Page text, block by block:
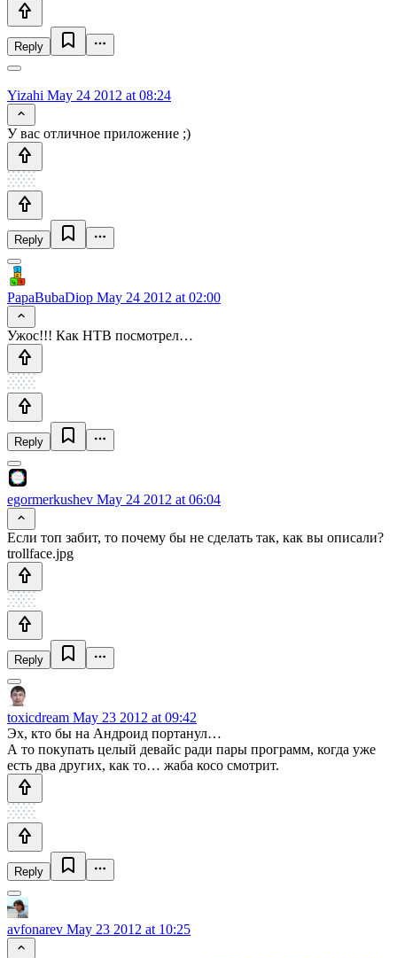
Reply
Yizahi May 24 2012 at 08:24
У вас отличное приложение ;)
Reply
PapaBubaDiop May 24 2012 at 02:00
Ужос!!! Как НТВ посмотрел…
Reply
egormerkushev May 24 2012 at 06:04
Если топ забит, то почему бы не сделать так, как вы описали?
trollface.jpg
Reply
toxicdream May 23 2012 at 09:42
Эх, кто бы на Андроид портанул…
А то покупать целый девайс ради пары программ, когда уже
есть два других, как то… жаба косо смотрит.
Reply
avfonarev May 23 2012 at 10:25